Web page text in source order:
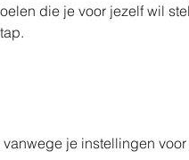
die je voor jezelf wil
je instellingen